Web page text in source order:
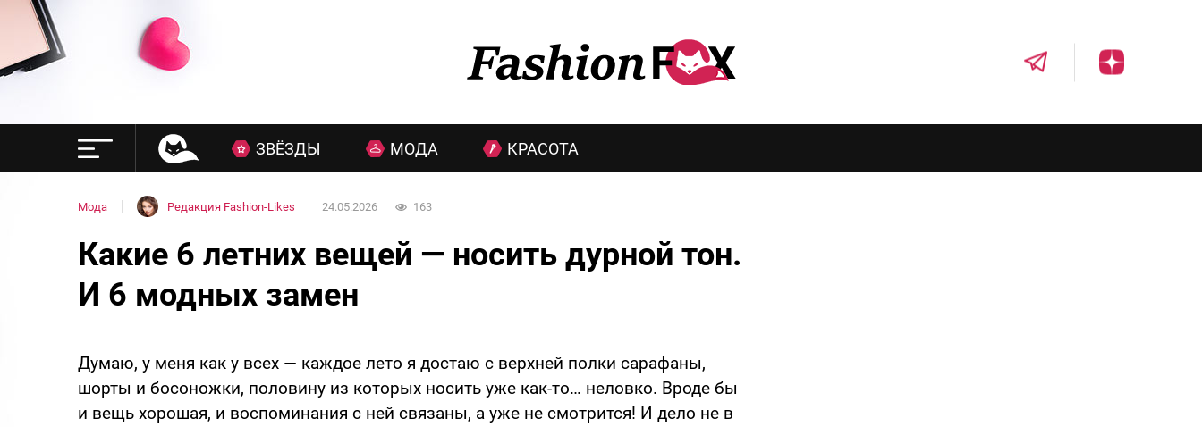
ЗВЁЗДЫ МОДА КРАСОТА
Мода Редакция Fashion-Likes 24.05.2026 163
Какие 6 летних вещей — носить дурной тон.
И 6 модных замен
Думаю, у меня как у всех — каждое лето я достаю с верхней полки сарафаны,
шорты и босоножки, половину из которых носить уже как-то… неловко. Вроде бы
и вещь хорошая, и воспоминания с ней связаны, а уже не смотрится! И дело не в